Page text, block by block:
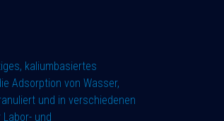
kaliumbasiertes
Adsorption von Wasser,
und in verschiedenen
und